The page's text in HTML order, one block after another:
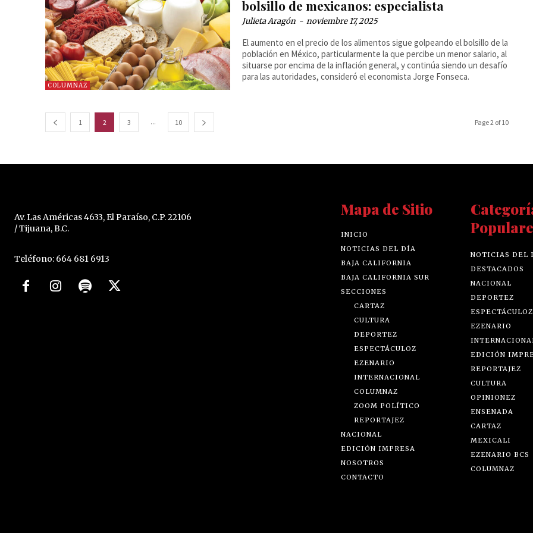
COLUMNAZ
bolsillo de mexicanos: especialista
Julieta Aragón - noviembre 17, 2025
El aumento en el precio de los alimentos sigue golpeando el bolsillo de la
población en México, particularmente la que percibe un menor salario, al
situarse por encima de la inflación general, y continúa siendo un desafío
para las autoridades, consideró el economista Jorge Fonseca.
1 2 3 ... 10 Page 2 of 10
Av. Las Américas 4633, El Paraíso, C.P. 22106
/ Tijuana, B.C.
Teléfono: 664 681 6913
Mapa de Sitio
INICIO
NOTICIAS DEL DÍA
BAJA CALIFORNIA
BAJA CALIFORNIA SUR
SECCIONES
CARTAZ
CULTURA
DEPORTEZ
ESPECTÁCULOZ
EZENARIO
INTERNACIONAL
COLUMNAZ
ZOOM POLÍTICO
REPORTAJEZ
NACIONAL
EDICIÓN IMPRESA
NOSOTROS
CONTACTO
NOTICIAS DEL
DESTACADOS
NACIONAL
DEPORTEZ
ESPECTÁCULOZ
EZENARIO
EDICIÓN
REPORTAJEZ
CULTURA
OPINIONEZ
ENSENADA
CARTAZ
MEXICALI
EZENARIO BCS
COLUMNAZ